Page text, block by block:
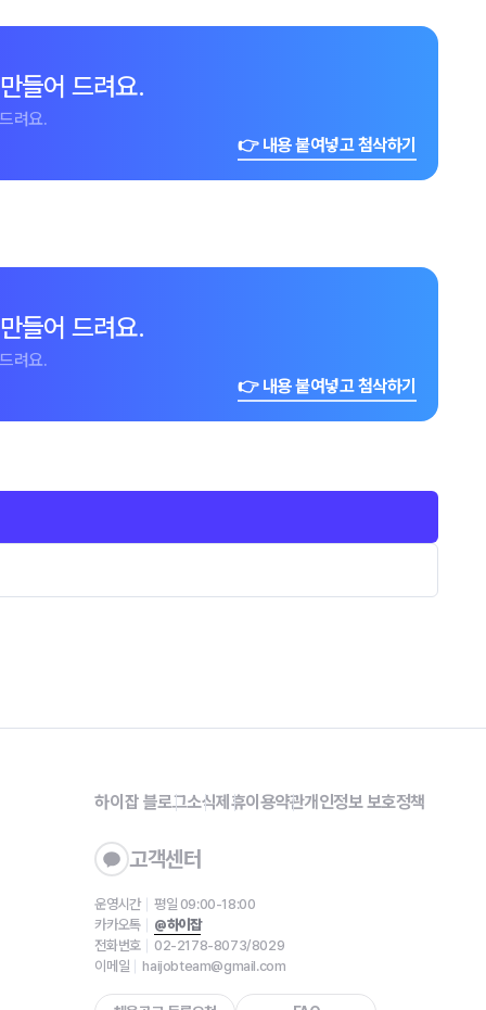
들어 드려요.
려요.
👉 내용 붙여넣고 첨삭하기
들어 드려요.
려요.
👉 내용 붙여넣고 첨삭하기
하이잡 블로그소식제휴이용약관개인정보 보호정책
고객센터
운영시간
평일 09:00-18:00
카카오톡
@하이잡
전화번호
02-2178-8073/8029
이메일
haijobteam@gmail.com